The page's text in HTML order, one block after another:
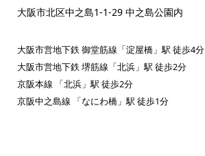
大阪市北区中之島1-1-29 中之島公園内
大阪市営地下鉄 御堂筋線「淀屋橋」駅 徒歩4分
大阪市営地下鉄 堺筋線「北浜」駅 徒歩2分
京阪本線 「北浜」駅 徒歩2分
京阪中之島線 「なにわ橋」駅 徒歩1分